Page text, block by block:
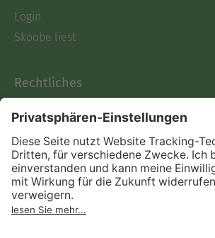
Login
Skoobe liest
Rechtliches
AGB
Informationen nach Data
Act
Verträge hier kündigen
Impressum